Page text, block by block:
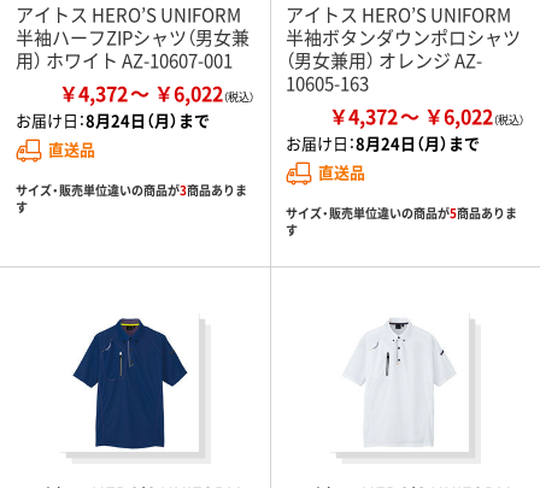
アイトス HERO’S UNIFORM
半袖ハーフZIPシャツ（男女兼
用） ホワイト AZ-10607-001
￥4,372 ￥6,022
お届け日：8月24日（月）まで
直送品
サイズ・販売単位違いの商品が3商品ありま
す
アイトス HERO’S UNIFORM
半袖ボタンダウンポロシャツ
（男女兼用） オレンジ AZ-
10605-163
￥4,372 ￥6,022
お届け日：8月24日（月）まで
直送品
サイズ・販売単位違いの商品が5商品ありま
す